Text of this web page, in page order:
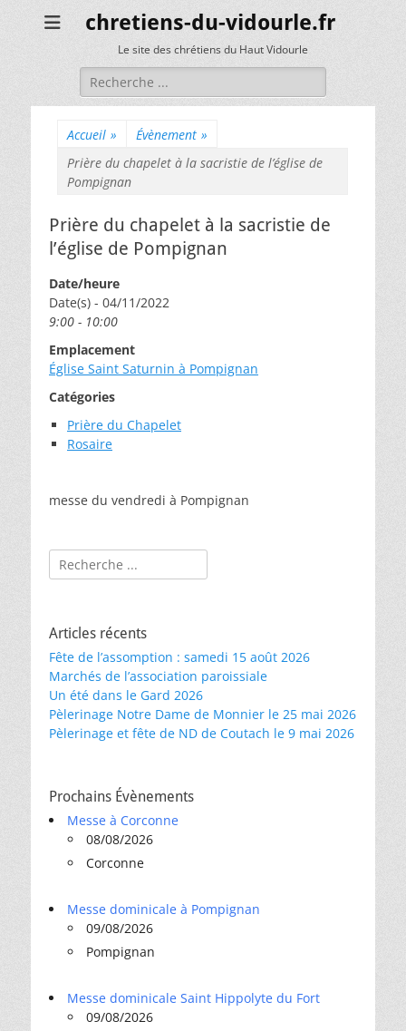
chretiens-du-vidourle.fr
Le site des chrétiens du Haut Vidourle
Rechercher :
Accueil » Évènement »
Prière du chapelet à la sacristie de l’église de
Pompignan
Prière du chapelet à la sacristie de
l’église de Pompignan
Date/heure
Date(s) - 04/11/2022
9:00 - 10:00
Emplacement
Église Saint Saturnin à Pompignan
Catégories
Prière du Chapelet
Rosaire
messe du vendredi à Pompignan
Rechercher :
Articles récents
Fête de l’assomption : samedi 15 août 2026
Marchés de l’association paroissiale
Un été dans le Gard 2026
Pèlerinage Notre Dame de Monnier le 25 mai 2026
Pèlerinage et fête de ND de Coutach le 9 mai 2026
Prochains Évènements
Messe à Corconne
08/08/2026
Corconne
Messe dominicale à Pompignan
09/08/2026
Pompignan
Messe dominicale Saint Hippolyte du Fort
09/08/2026